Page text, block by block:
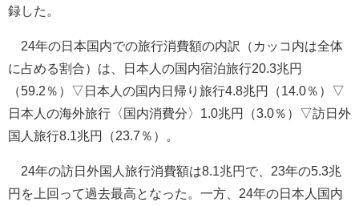
録した。
24年の日本国内での旅行消費額の内訳（カッコ内は全体
に占める割合）は、日本人の国内宿泊旅行20.3兆円
（59.2％）▽日本人の国内日帰り旅行4.8兆円（14.0％）▽
日本人の海外旅行〈国内消費分〉1.0兆円（3.0％）▽訪日外
国人旅行8.1兆円（23.7％）。
24年の訪日外国人旅行消費額は8.1兆円で、23年の5.3兆
円を上回って過去最高となった。一方、24年の日本人国内